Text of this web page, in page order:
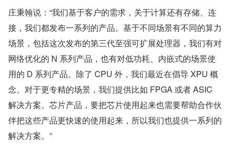
庄秉翰说：“我们基于客户的需求，关于计算还有存储、连
接，我们都发布一系列的产品。基于不同场景有不同的算力
场景，包括这次发布的第三代至强可扩展处理器，我们有对
网络优化的 N 系列产品，也有对低功耗、内嵌式的场景使
用的 D 系列产品。除了 CPU 外，我们最近在倡导 XPU 概
念。对于更专精的场景，我们提供比如 FPGA 或者 ASIC
解决方案。芯片产品，要把芯片使用起来也需要帮助合作伙
伴把这些产品更快速的使用起来，所以我们也提供一系列的
解决方案。”